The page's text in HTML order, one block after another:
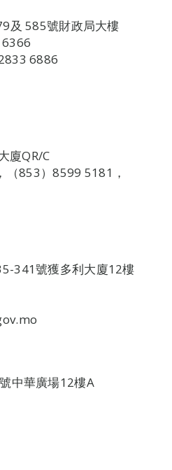
及 585號財政局大樓
6886
廈QR/C
853）8599 5181，
341號獲多利大廈12樓
中華廣場12樓A